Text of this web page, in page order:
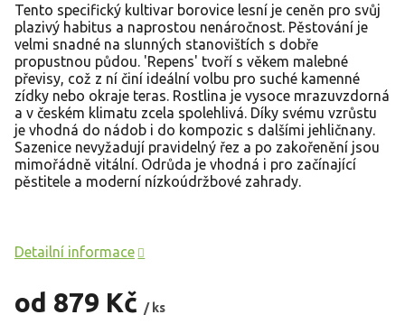
od 879 Kč / ks
Tento specifický kultivar borovice lesní je ceněn pro svůj
plazivý habitus a naprostou nenáročnost. Pěstování je
velmi snadné na slunných stanovištích s dobře
propustnou půdou. 'Repens' tvoří s věkem malebné
převisy, což z ní činí ideální volbu pro suché kamenné
zídky nebo okraje teras. Rostlina je vysoce mrazuvzdorná
a v českém klimatu zcela spolehlivá. Díky svému vzrůstu
je vhodná do nádob i do kompozic s dalšími jehličnany.
Sazenice nevyžadují pravidelný řez a po zakořenění jsou
mimořádně vitální. Odrůda je vhodná i pro začínající
pěstitele a moderní nízkoúdržbové zahrady.
Detailní informace